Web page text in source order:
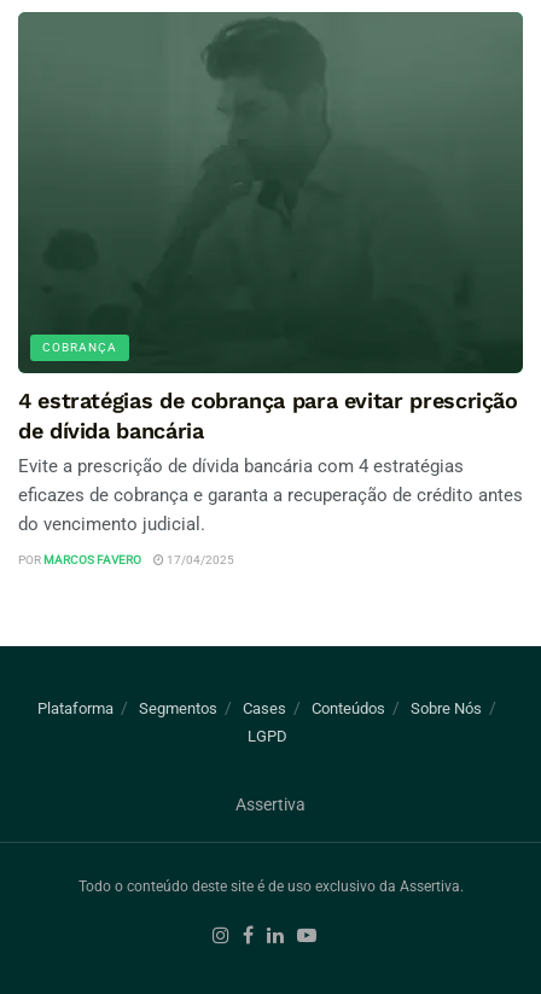
COBRANÇA
4 estratégias de cobrança para evitar prescrição
de dívida bancária
Evite a prescrição de dívida bancária com 4 estratégias
eficazes de cobrança e garanta a recuperação de crédito antes
do vencimento judicial.
POR MARCOS FAVERO 17/04/2025
Plataforma Segmentos Cases Conteúdos
Sobre Nós
LGPD
Assertiva
Todo o conteúdo deste site é de uso exclusivo da Assertiva.